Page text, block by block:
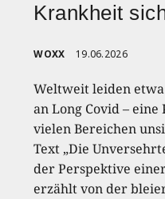
Krankheit
WOXX 19.06.2026
Weltweit leiden
an Long Covid –
vielen Bereichen
Text „Die
der Perspektive
erzählt von der